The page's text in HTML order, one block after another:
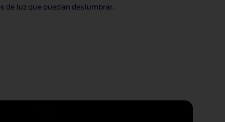
de luz que puedan deslumbrar.